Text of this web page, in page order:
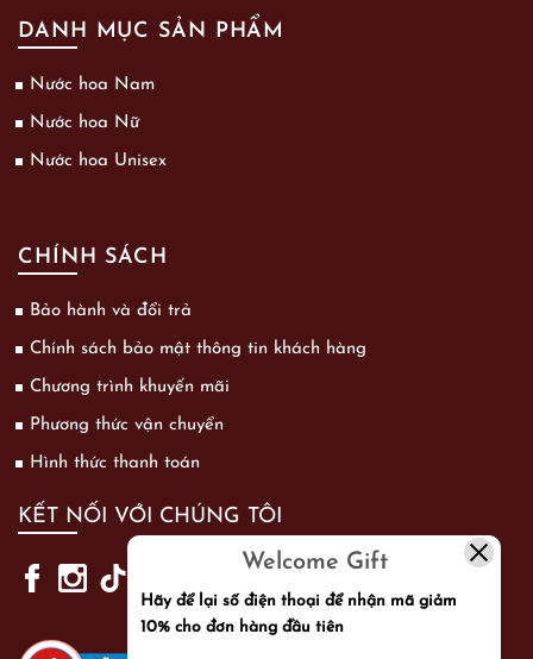
DANH MỤC SẢN PHẨM
Nước hoa Nam
Nước hoa Nữ
Nước hoa Unisex
CHÍNH SÁCH
Bảo hành và đổi trả
Chính sách bảo mật thông tin khách hàng
Chương trình khuyến mãi
Phương thức vận chuyển
Hình thức thanh toán
KẾT NỐI VỚI CHÚNG TÔI
Welcome Gift
Hãy để lại số điện thoại để nhận mã giảm
10% cho đơn hàng đầu tiên